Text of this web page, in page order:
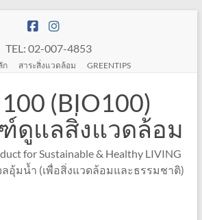
TEL: 02-007-4853
ก สาระสิ่งแวดล้อม GREENTIPS
(BIO100)
ดูแลสิ่งแวดล้อม
for Sustainable & Healthy LIVING
อุ้มน้ำ (เพื่อสิ่งแวดล้อมและธรรมชาติ)